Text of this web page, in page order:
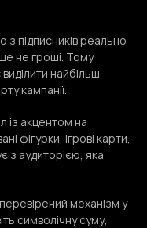
з підписників реально
не гроші. Тому
найбільш
кампанії.
із акцентом на
фігурки, ігрові карти,
з аудиторією, яка
механізм у
символічну суму,